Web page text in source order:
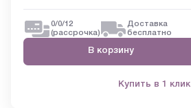
0/0/12
(рассрочка)
Доставка
бесплатно
В корзину
Купить в 1 клик